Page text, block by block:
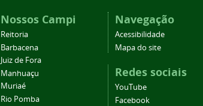
Nossos Campi
Reitoria
Barbacena
Juiz de Fora
Manhuaçu
Muriaé
Rio Pomba
Navegação
Acessibilidade
Mapa do site
Redes sociais
YouTube
Facebook